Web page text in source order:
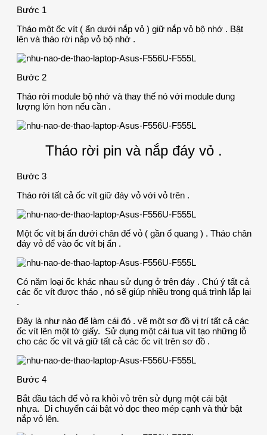
Bước 1
Tháo một ốc vít ( ẩn dưới nắp vỏ ) giữ nắp vỏ bộ nhớ . Bật
lên và tháo rời nắp vỏ bộ nhớ .
Bước 2
Tháo rời module bộ nhớ và thay thế nó với module dung
lượng lớn hơn nếu cần .
Tháo rời pin và nắp đáy vỏ .
Bước 3
Tháo rời tất cả ốc vít giữ đáy vỏ với vỏ trên .
Một ốc vít bị ẩn dưới chân đế vỏ ( gần ổ quang ) . Tháo chân
đáy vỏ để vào ốc vít bị ẩn .
Có năm loại ốc khác nhau sử dụng ở trên đáy . Chú ý tất cả
các ốc vít được tháo , nó sẽ giúp nhiều trong quá trình lắp lại
.
Đây là như nào để làm cái đó . vẽ một sơ đồ vị trí tất cả các
ốc vít lên một tờ giấy. Sử dụng một cái tua vít tạo những lỗ
cho các ốc vít và giữ tất cả các ốc vít trên sơ đồ .
Bước 4
Bắt đầu tách để vỏ ra khỏi vỏ trên sử dụng một cái bật
nhựa. Di chuyển cái bật vỏ dọc theo mép cạnh và thử bật
nắp vỏ lên.